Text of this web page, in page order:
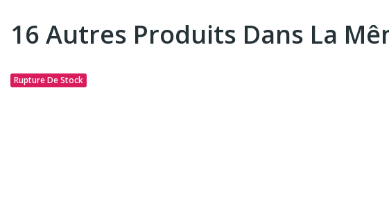
16 Autres Produits Dans La
Rupture De Stock